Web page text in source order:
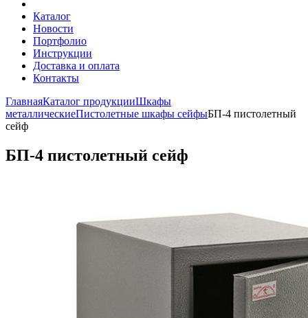
Каталог
Новости
Портфолио
Инструкции
Доставка и оплата
Контакты
ГлавнаяКаталог продукцииШкафы
металлическиеПистолетные шкафы сейфыБП-4 пистолетный
сейф
БП-4 пистолетный сейф